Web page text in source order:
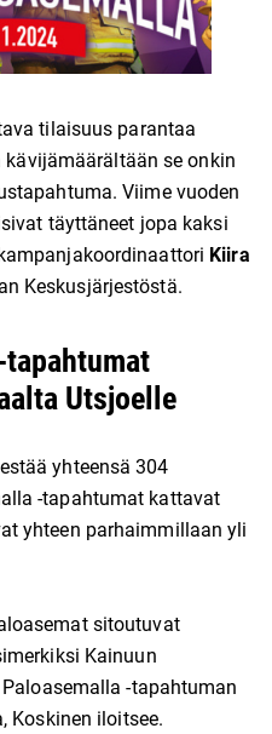
tilaisuus parantaa
se onkin
Viime vuoden
täyttäneet jopa kaksi
Kiira
Keskusjärjestöstä.
Utsjoelle
yhteensä 304
-tapahtumat kattavat
yhteen parhaimmillaan yli
sitoutuvat
Kainuun
-tapahtuman
Koskinen iloitsee.